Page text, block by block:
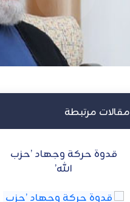
مقالات مرتبطة
الاستفادة من الفنون